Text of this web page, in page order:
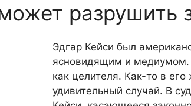
разрушить
Эдгар Кейси был
ясновидящим и медиумом.
как целителя. Как-то в
удивительный случай. В